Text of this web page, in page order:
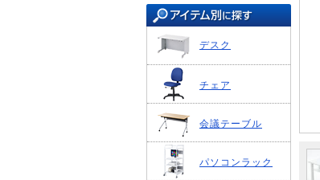
デスク
チェア
会議テーブル
パソコンラック